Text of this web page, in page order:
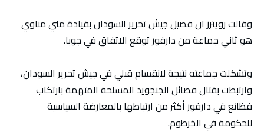
وقالت رويترز ان فصيل جيش تحرير السودان بقيادة مني مناوي
هو ثاني جماعة من دارفور توقع الاتفاق في جوبا.
وتشكلت جماعته نتيجة لانقسام قبلي في جيش تحرير السودان،
وارتبطت بقتال فصائل الجنجويد المسلحة المتهمة بارتكاب
فظائع في دارفور أكثر من ارتباطها بالمعارضة السياسية
للحكومة في الخرطوم.